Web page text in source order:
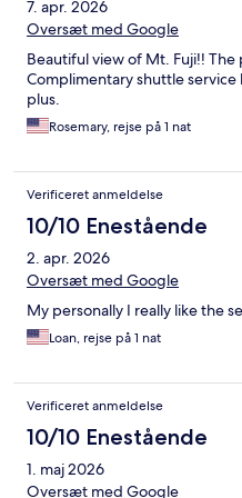
7. apr. 2026
Oversæt med Google
Beautiful view of Mt. Fuji!!
Complimentary shuttle service
plus.
Rosemary, rejse på 1 nat
Verificeret anmeldelse
10/10 Enestående
2. apr. 2026
Oversæt med Google
My personally I really like the
Loan, rejse på 1 nat
Verificeret anmeldelse
10/10 Enestående
1. maj 2026
Oversæt med Google